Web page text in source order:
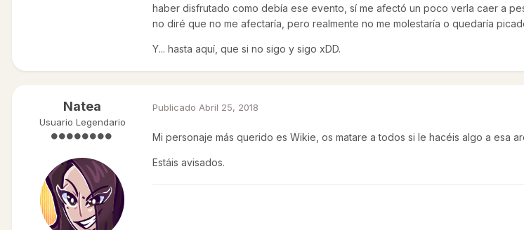
haber disfrutado como debía ese evento, sí me afectó un poco verla caer a
no diré que no me afectaría, pero realmente no me molestaría o quedaría
Y... hasta aquí, que si no sigo y sigo xDD.
Natea
Usuario Legendario
Publicado Abril 25, 2018
Mi personaje más querido es Wikie, os matare a todos si le hacéis algo a esa
Estáis avisados.